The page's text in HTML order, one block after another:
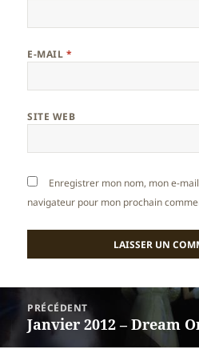
E-MAIL *
SITE WEB
Enregistrer mon nom, mon e-
navigateur pour mon prochain
l’article
PRÉCÉDENT
Article
précédent :
Janvier 2012 – Dream